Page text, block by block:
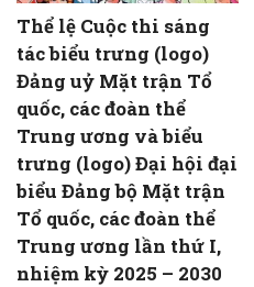
Thể lệ Cuộc thi sáng
tác biểu trưng (logo)
Đảng uỷ Mặt trận Tổ
quốc, các đoàn thể
Trung ương và biểu
trưng (logo) Đại hội đại
biểu Đảng bộ Mặt trận
Tổ quốc, các đoàn thể
Trung ương lần thứ I,
nhiệm kỳ 2025 – 2030